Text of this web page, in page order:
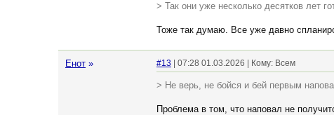
> Так они уже несколько десятков лет
Тоже так думаю. Все уже давно
Енот » #13 | 07:28 01.03.2026 | Кому: Всем
> Не верь, не бойся и бей первым
Проблема в том, что наповал не